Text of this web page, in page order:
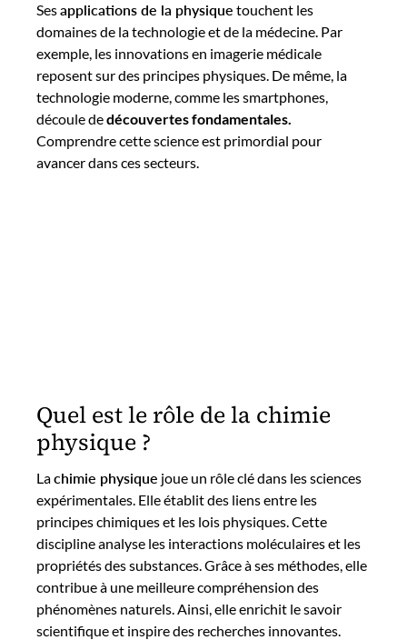
Sesapplications de la physique touchent les
domaines de la technologie et de la médecine. Par
exemple, les innovations en imagerie médicale
reposent sur des principes physiques. De même, la
technologie moderne, comme les smartphones,
découle dedécouvertes fondamentales.
Comprendre cette science est primordial pour
avancer dans ces secteurs.
Quel est le rôle de la chimie
physique ?
Lachimie physique joue un rôle clé dans les sciences
expérimentales. Elle établit des liens entre les
principes chimiques et les lois physiques. Cette
discipline analyse les interactions moléculaires et les
propriétés des substances. Grâce à ses méthodes, elle
contribue à une meilleure compréhension des
phénomènes naturels. Ainsi, elle enrichit le savoir
scientifique et inspire des recherches innovantes.